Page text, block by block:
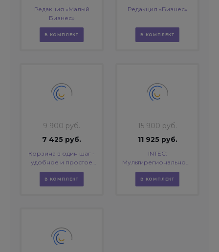
Редакция «Малый
Бизнес»
В КОМПЛЕКТ
Редакция «Бизнес»
В КОМПЛЕКТ
9 900 руб.
7 425 руб.
Корзина в один шаг -
удобное и простое
оформление заказа в
интернет-магазине
В КОМПЛЕКТ
15 900 руб.
11 925 руб.
INTEC:
Мультирегиональность
- региональная сеть
вашего сайта с
продвижением в
В КОМПЛЕКТ